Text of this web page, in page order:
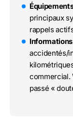
principaux
rappels
accidentés/
commercial.
passé «